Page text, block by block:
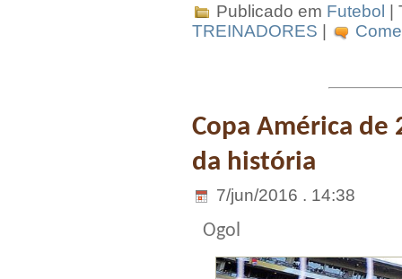
Publicado em Futebol |
TREINADORES
Copa América
da história
7/jun/2016 . 14:38
Ogol